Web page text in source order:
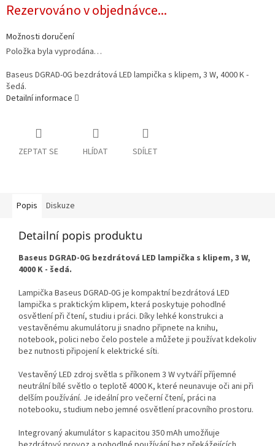
cena:
Rezervováno v objednávce...
Možnosti doručení
Položka byla vyprodána…
Baseus DGRAD-0G bezdrátová LED lampička s klipem, 3 W, 4000 K -
šedá.
Detailní informace
ZEPTAT SE HLÍDAT SDÍLET
Popis Diskuze
Detailní popis produktu
Baseus DGRAD-0G bezdrátová LED lampička s klipem, 3 W,
4000 K - šedá.
Lampička Baseus DGRAD-0G je kompaktní bezdrátová LED
lampička s praktickým klipem, která poskytuje pohodlné
osvětlení při čtení, studiu i práci. Díky lehké konstrukci a
vestavěnému akumulátoru ji snadno připnete na knihu,
notebook, polici nebo čelo postele a můžete ji používat kdekoliv
bez nutnosti připojení k elektrické síti.
Vestavěný LED zdroj světla s příkonem 3 W vytváří příjemné
neutrální bílé světlo o teplotě 4000 K, které neunavuje oči ani při
delším používání. Je ideální pro večerní čtení, práci na
notebooku, studium nebo jemné osvětlení pracovního prostoru.
Integrovaný akumulátor s kapacitou 350 mAh umožňuje